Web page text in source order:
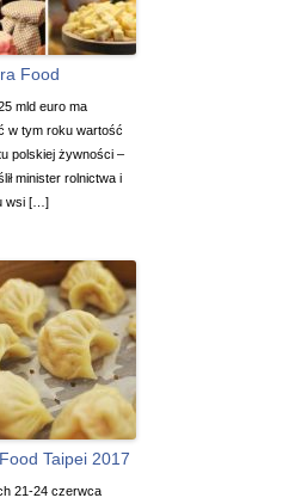
Food
mld euro ma
w tym roku wartość
polskiej żywności –
minister rolnictwa i
wsi […]
Taipei 2017
21-24 czerwca